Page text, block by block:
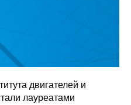
двигателей и
лауреатами